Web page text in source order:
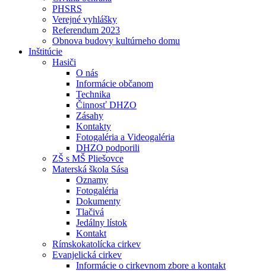
PHSRS
Verejné vyhlášky
Referendum 2023
Obnova budovy kultúrneho domu
Inštitúcie
Hasiči
O nás
Informácie občanom
Technika
Činnosť DHZO
Zásahy
Kontakty
Fotogaléria a Videogaléria
DHZO podporili
ZŠ s MŠ Pliešovce
Materská škola Sása
Oznamy
Fotogaléria
Dokumenty
Tlačivá
Jedálny lístok
Kontakt
Rímskokatolícka cirkev
Evanjelická cirkev
Informácie o cirkevnom zbore a kontakt